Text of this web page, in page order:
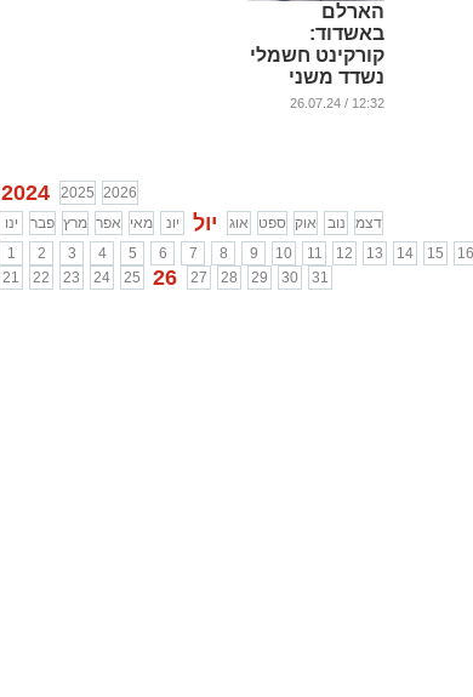
הארלם
באשדוד:
קורקינט חשמלי
נשדד משני
נערים ברובע ט'
12:32 / 26.07.24
2024 2025 2026
ינו
פבר מרץ אפר מאי יונ יול אוג ספט אוק נוב
דצמ
1
2 3 4 5 6 7 8 9 10 11 12 13 14 15 16
21
22 23 24 25 26 27 28 29 30 31